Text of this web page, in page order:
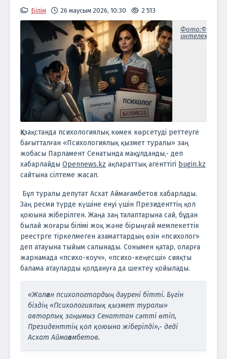
Білім 26 маусым 2026, 10:30 2 513
интелект
Қазақстанда психологиялық көмек көрсетуді реттеуге
бағытталған «Психологиялық қызмет туралы» заң
жобасы Парламент Сенатында мақұлданды,- деп
хабарлайды Opennews.kz ақпараттық агенттігі bugin.kz
сайтына сілтеме жасап.
Бұл туралы депутат Асхат Аймағамбетов хабарлады.
Заң ресми түрде күшіне енуі үшін Президенттің қол
қоюына жіберілген. Жаңа заң талаптарына сай, бұдан
былай жоғары білімі жоқ және бірыңғай мемлекеттік
реестрге тіркелмеген азаматтардың өзін «психолог»
деп атауына тыйым салынады. Сонымен қатар, оларға
жарнамада «психо-коуч», «психо-кеңесші» сияқты
балама атауларды қолдануға да шектеу қойылады.
«Жалған психологтардың дәурені бітті. Бүгін
біздің «Психологиялық қызмет туралы»
авторлық заңымыз Сенаттан сәтті өтіп,
Президенттің қол қоюына жіберілді»,- деді
Асхат Аймағамбетов.